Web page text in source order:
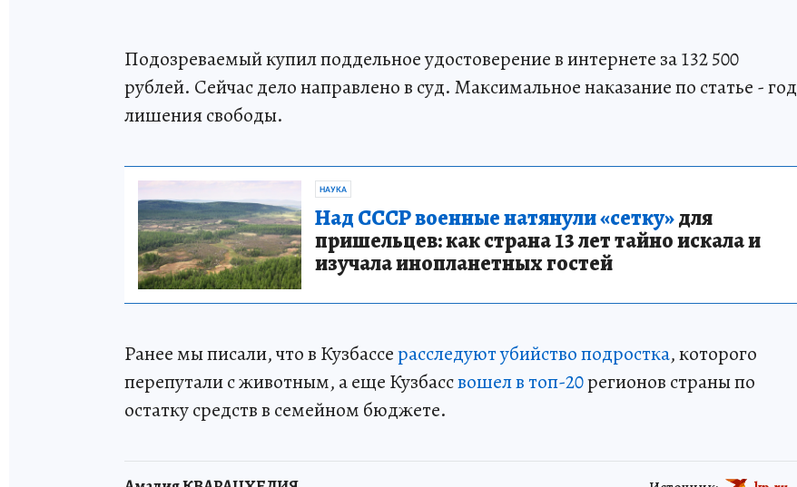
Подозреваемый купил поддельное удостоверение в интернете за 132 500
рублей. Сейчас дело направлено в суд. Максимальное наказание по статье - год
лишения свободы.
НАУКА
Над СССР военные натянули «сетку»для
пришельцев: как страна 13 лет тайно искала и
изучала инопланетных гостей
Ранее мы писали, что в Кузбассерасследуют убийство подростка, которого
перепутали с животным, а еще Кузбассвошел в топ-20регионов страны по
остатку средств в семейном бюджете.